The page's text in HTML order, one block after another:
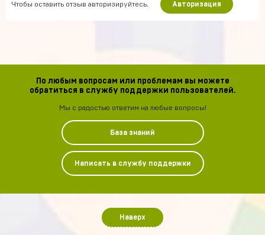
Чтобы оставить отзыв авторизируйтесь. Авторизация
По любым вопросам или проблемам вы можете
обратиться в службу поддержки пользователей.
Мы с радостью ответим на любые вопросы!
База знаний
Написать в службу поддержки
Наверх